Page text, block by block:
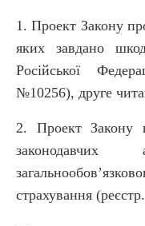
1. Проект Закону
яких завдано
Російської
№10256), друге
2. Проект Закону
страхування